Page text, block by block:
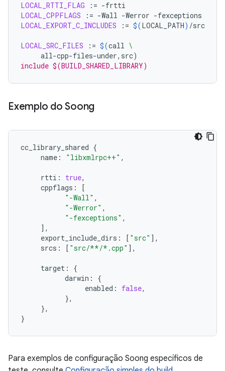
LOCAL_RTTI_FLAG :=
LOCAL_CPPFLAGS
:= -Wall -Werror
LOCAL_EXPORT_C_INCLUDES
:= $(LOCAL_PATH) /src
LOCAL_SRC_FILES := $(call \
all-cpp-files-under,src)
include $(BUILD_SHARED_LIBRARY)
Exemplo do Soong
cc_library_shared {
name : "libxmlrpc++" ,
rtti : true,
cppflags :
[
"-Wall" ,
"-Werror" ,
"-fexceptions" ,
],
export_include_dirs : [ "src" ],
srcs : [ "src/**/*.cpp" ],
target :
{
darwin :
{
enabled : false,
},
},
}
Para exemplos de configuração Soong específicos de